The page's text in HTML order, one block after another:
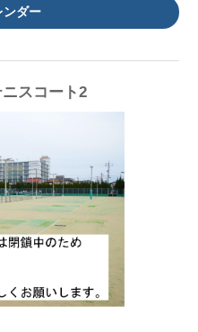
ンダー
スコート2